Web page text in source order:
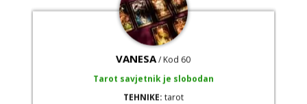
VANESA/ Kod 60
TEHNIKE: tarot